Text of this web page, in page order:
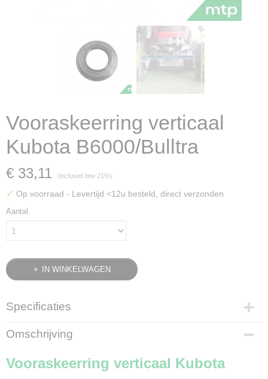
Vooraskeerring verticaal
Kubota B6000/Bulltra
€ 33,11 (inclusief btw 21%)
✓ Op voorraad - Levertijd <12u besteld, direct verzonden
Aantal
IN WINKELWAGEN
Specificaties
Bruto gewicht
0,20 Kg
Omschrijving
Vooraskeerring verticaal Kubota